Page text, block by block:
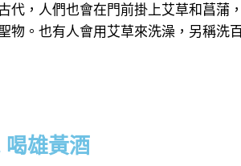
代，人們也會在門前掛上艾草和菖蒲
物。也有人會用艾草來洗澡，另稱洗
喝雄黃酒